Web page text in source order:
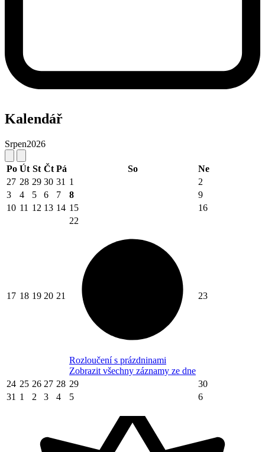
Kalendář
Srpen2026
Po Út St Čt Pá So
Ne
27 28 29 30 31 1
2
3
4 5 6 7 8
9
10 11 12 13 14 15 16
17 18 19 20 21
22
Rozloučení s prázdninami
Zobrazit všechny záznamy ze dne
23
24 25 26 27 28 29
30
31 1 2 3 4 5 6